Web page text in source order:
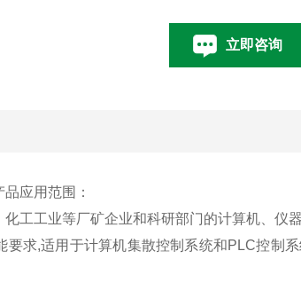
立即咨询
品应用范围：
工工业等厂矿企业和科研部门的计算机、仪
要求,适用于计算机集散控制系统和PLC控制